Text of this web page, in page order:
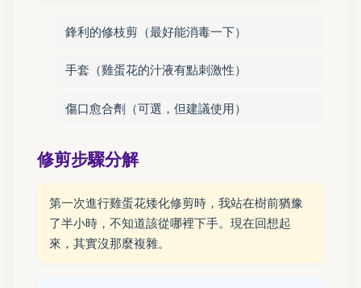
鋒利的修枝剪（最好能消毒一下）
手套（雞蛋花的汁液有點刺激性）
傷口愈合劑（可選，但建議使用）
修剪步驟分解
第一次進行雞蛋花矮化修剪時，我站在樹前猶豫
了半小時，不知道該從哪裡下手。現在回想起
來，其實沒那麼複雜。